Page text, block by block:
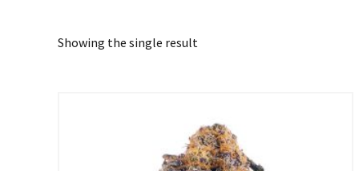
Showing the single result